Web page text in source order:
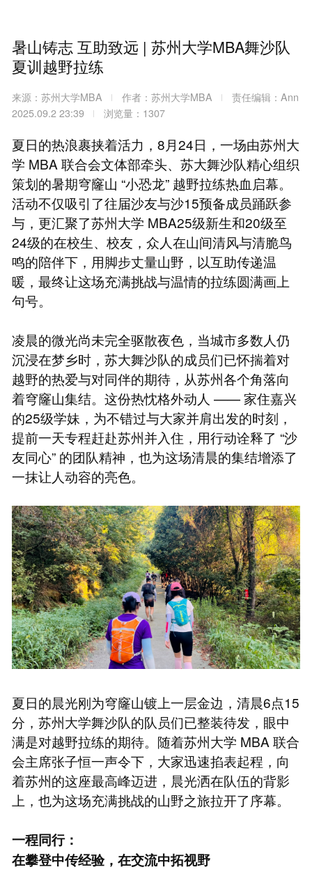
暑山铸志 互助致远 | 苏州大学MBA舞沙队
夏训越野拉练
来源：苏州大学MBA 作者：苏州大学MBA
责任编辑：Ann
2025.09.2 23:39
浏览量：1307
夏日的热浪裹挟着活力，8月24日，一场由苏州大
学 MBA 联合会文体部牵头、苏大舞沙队精心组织
策划的暑期穹窿山 “小恐龙” 越野拉练热血启幕。
活动不仅吸引了往届沙友与沙15预备成员踊跃参
与，更汇聚了苏州大学 MBA25级新生和20级至
24级的在校生、校友，众人在山间清风与清脆鸟
鸣的陪伴下，用脚步丈量山野，以互助传递温
暖，最终让这场充满挑战与温情的拉练圆满画上
句号。
凌晨的微光尚未完全驱散夜色，当城市多数人仍
沉浸在梦乡时，苏大舞沙队的成员们已怀揣着对
越野的热爱与对同伴的期待，从苏州各个角落向
着穹窿山集结。这份热忱格外动人 —— 家住嘉兴
的25级学妹，为不错过与大家并肩出发的时刻，
提前一天专程赶赴苏州并入住，用行动诠释了 “沙
友同心” 的团队精神，也为这场清晨的集结增添了
一抹让人动容的亮色。
夏日的晨光刚为穹窿山镀上一层金边，清晨6点15
分，苏州大学舞沙队的队员们已整装待发，眼中
满是对越野拉练的期待。随着苏州大学 MBA 联合
会主席张子恒一声令下，大家迅速掐表起程，向
着苏州的这座最高峰迈进，晨光洒在队伍的背影
上，也为这场充满挑战的山野之旅拉开了序幕。
一程同行：
在攀登中传经验，在交流中拓视野